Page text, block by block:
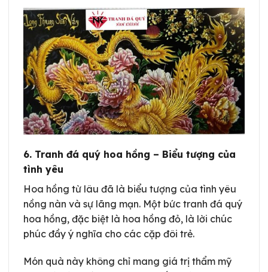
6. Tranh đá quý hoa hồng – Biểu tượng của
tình yêu
Hoa hồng từ lâu đã là biểu tượng của tình yêu
nồng nàn và sự lãng mạn. Một bức tranh đá quý
hoa hồng, đặc biệt là hoa hồng đỏ, là lời chúc
phúc đầy ý nghĩa cho các cặp đôi trẻ.
Món quà này không chỉ mang giá trị thẩm mỹ